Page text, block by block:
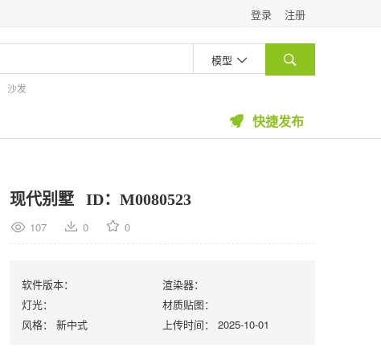
登录 注册
模型  
沙发
 快捷发布
现代别墅 ID：M0080523
107 0 0
软件版本：
渲染器：
灯光：
材质贴图：
风格：
新中式 上传时间： 2025-10-01